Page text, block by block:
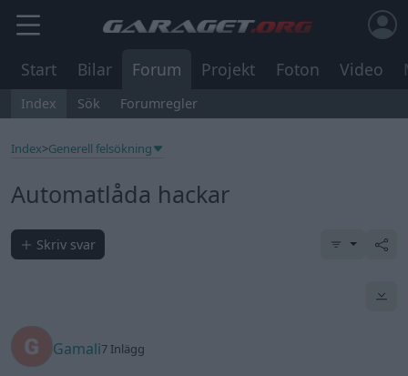
Start Bilar Forum Projekt Foton Video
Index Sök Forumregler
Index>Generell felsökning
Automatlåda hackar
Skriv svar
Gamali7 Inlägg